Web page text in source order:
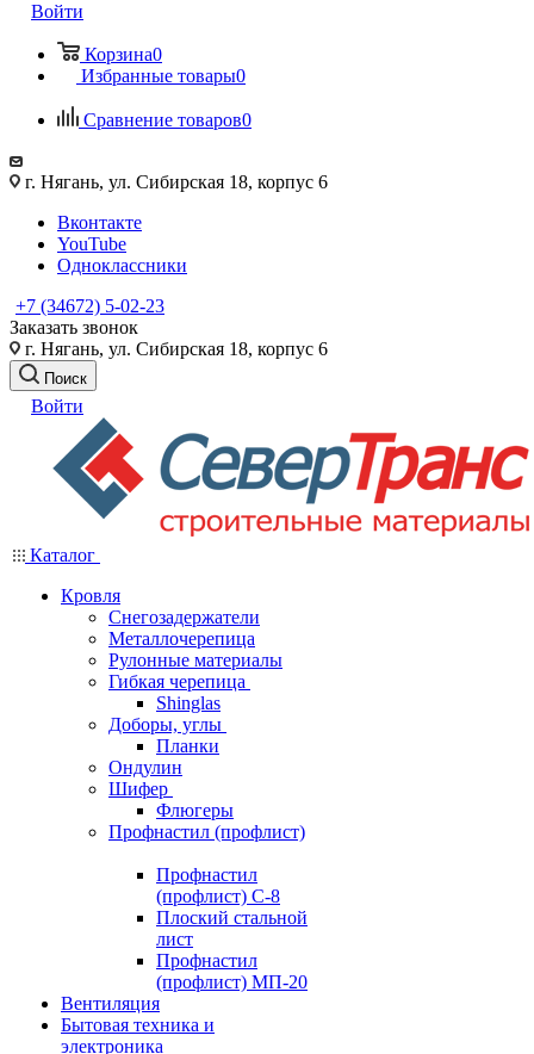
Войти
Корзина0
Избранные товары0
Сравнение товаров0
г. Нягань, ул. Сибирская 18, корпус 6
Вконтакте
YouTube
Одноклассники
+7 (34672) 5-02-23
Заказать звонок
г. Нягань, ул. Сибирская 18, корпус 6
Поиск
Войти
Каталог
Кровля
Снегозадержатели
Металлочерепица
Рулонные материалы
Гибкая черепица
Shinglas
Доборы, углы
Планки
Ондулин
Шифер
Флюгеры
Профнастил (профлист)
Профнастил
(профлист) С-8
Плоский стальной
лист
Профнастил
(профлист) МП-20
Вентиляция
Бытовая техника и
электроника